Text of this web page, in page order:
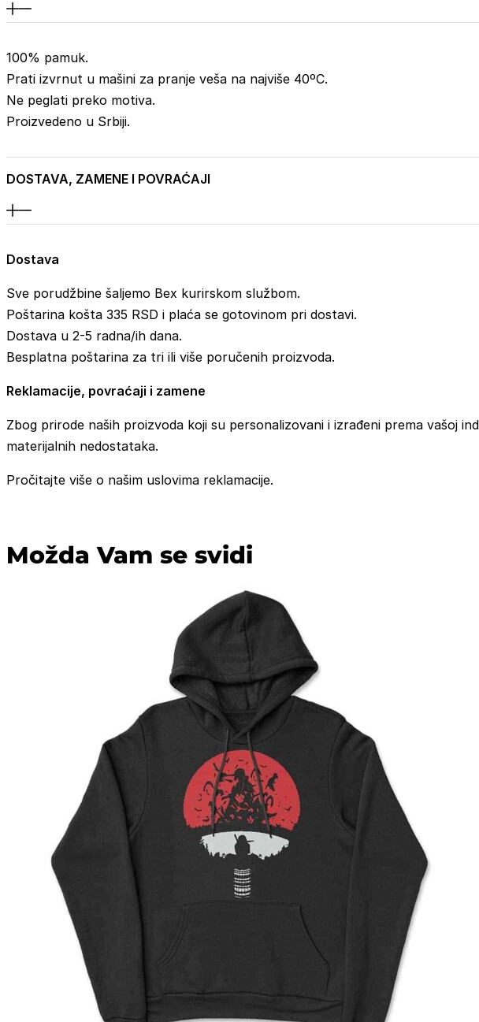
100% pamuk.
Prati izvrnut u mašini za pranje veša na najviše 40ºC.
Ne peglati preko motiva.
Proizvedeno u Srbiji.
DOSTAVA, ZAMENE I POVRAĆAJI
Dostava
Sve porudžbine šaljemo Bex kurirskom službom.
Poštarina košta 335 RSD i plaća se gotovinom pri dostavi.
Dostava u 2-5 radna/ih dana.
Besplatna poštarina za tri ili više poručenih proizvoda.
Reklamacije, povraćaji i zamene
Zbog prirode naših proizvoda koji su personalizovani i izrađeni prema vašoj
materijalnih nedostataka.
Pročitajte više o našim uslovima reklamacije.
Možda Vam se svidi